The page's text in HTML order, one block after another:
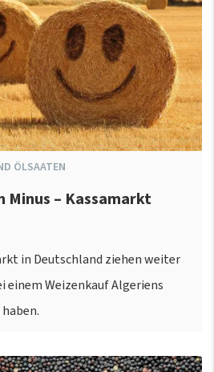
ÖLSAATEN
Minus – Kassamarkt
in Deutschland ziehen weiter
einem Weizenkauf Algeriens